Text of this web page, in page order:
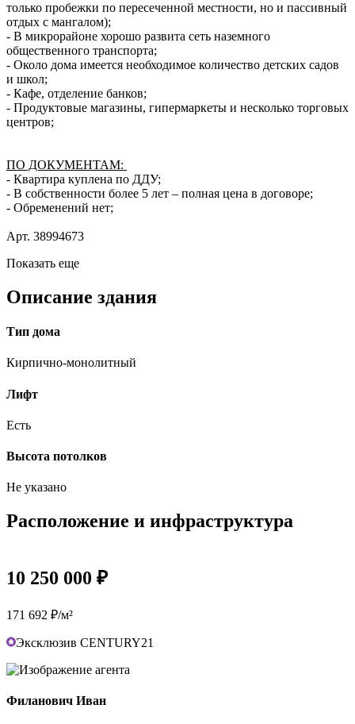
только пробежки по пересеченной местности, но и пассивный
отдых с мангалом);
- В микрорайоне хорошо развита сеть наземного
общественного транспорта;
- Около дома имеется необходимое количество детских садов
и школ;
- Кафе, отделение банков;
- Продуктовые магазины, гипермаркеты и несколько торговых
центров;
ПО ДОКУМЕНТАМ:
- Квартира куплена по ДДУ;
- В собственности более 5 лет – полная цена в договоре;
- Обременений нет;
Арт. 38994673
Показать еще
Описание здания
Тип дома
Кирпично-монолитный
Лифт
Есть
Высота потолков
Не указано
Расположение и инфраструктура
10 250 000 ₽
171 692 ₽/м²
Эксклюзив CENTURY21
Филанович Иван